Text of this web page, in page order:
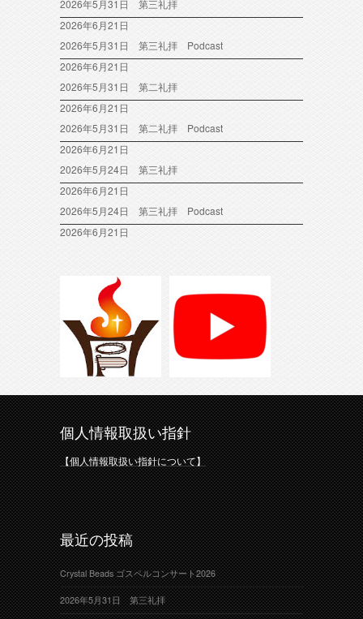
2026年5月31日 第三礼拝
2026年6月21日
2026年5月31日 第三礼拝 Podcast
2026年6月21日
2026年5月31日 第二礼拝
2026年6月21日
2026年5月31日 第二礼拝 Podcast
2026年6月21日
2026年5月24日 第三礼拝
2026年6月21日
2026年5月24日 第三礼拝 Podcast
2026年6月21日
個人情報取扱い指針
【個人情報取扱い指針について】
最近の投稿
Crystal Beads ゴスペルコンサート2026
2026年5月31日 第三礼拝